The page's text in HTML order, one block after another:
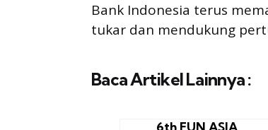
Bank Indonesia terus
tukar dan mendukung
Baca Artikel Lainnya :
6th FUN ASIA